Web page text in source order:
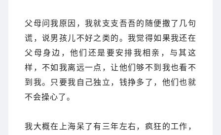
父母问我原因，我就支支吾吾的随便撒了几句
谎，说男孩儿不好之类的。我觉得如果我还在
父母身边，他们还是要安排我相亲，与其这
样，不如我离远一点，让他们够不到我也看不
到我。只要我自己独立，钱挣多了，他们也就
不会操心了。
我大概在上海呆了有三年左右，疯狂的工作，